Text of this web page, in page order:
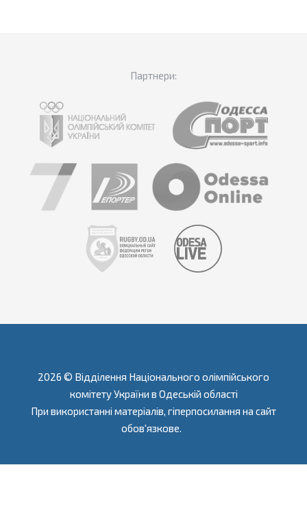
Партнери:
2026 © Відділення Національного олімпійського
комітету України в Одеській області
При використанні матеріалів, гіперпосилання на сайт
обов'язкове.